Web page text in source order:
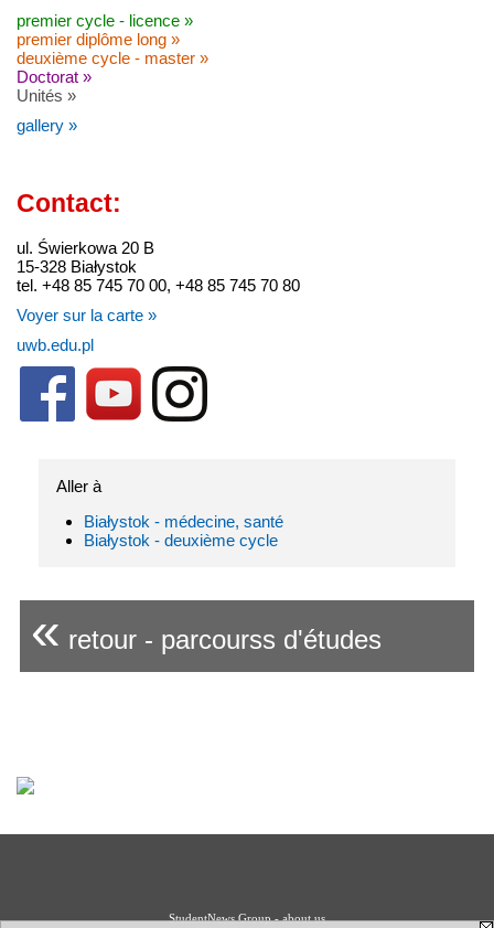
premier cycle - licence »
premier diplôme long »
deuxième cycle - master »
Doctorat »
Unités »
gallery »
Contact:
ul. Świerkowa 20 B
15-328 Białystok
tel. +48 85 745 70 00, +48 85 745 70 80
Voyer sur la carte »
uwb.edu.pl
Aller à
Białystok - médecine, santé
Białystok - deuxième cycle
« retour - parcourss d'études
StudentNews Group - about us